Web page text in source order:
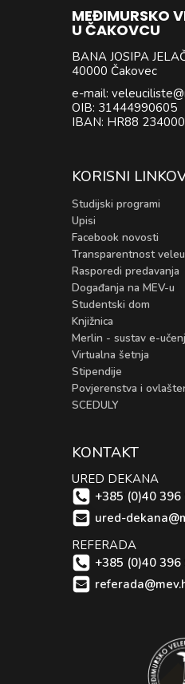
MEĐIMURSKO
U ČAKOVCU
BANA JOSIPA
40000 Čakovec
e-mail:
OIB: 31444990605
IBAN: HR88
KORISNI
Studijski programi
Upisi
Facebook novosti
Transparentnost
Rasporedi predavanja
Događanja na MEV-u
Studentski dom
Knjižnica
Merlin - sustav e-
Virtualna šetnja
Stipendije
Povjerenstva i
SCEDULY
KONTAKT
URED DEKANA
+385 (0)40 396
ured-
REFERADA
+385 (0)40 396